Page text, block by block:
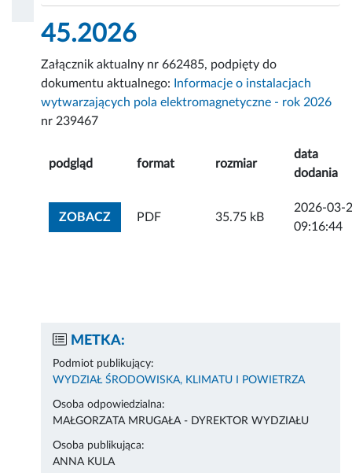
45.2026
Załącznik aktualny nr 662485, podpięty do
dokumentu aktualnego:
Informacje o instalacjach
wytwarzających pola elektromagnetyczne - rok 2026
nr 239467
podgląd format rozmiar
data
dodania
ZOBACZZOBACZ ZAŁĄCZNIK
PDF 35.75 kB
2026-03-
09:16:44
METKA:
Podmiot publikujący:
WYDZIAŁ ŚRODOWISKA, KLIMATU I POWIETRZA
Osoba odpowiedzialna:
MAŁGORZATA MRUGAŁA - DYREKTOR WYDZIAŁU
Osoba publikująca:
ANNA KULA